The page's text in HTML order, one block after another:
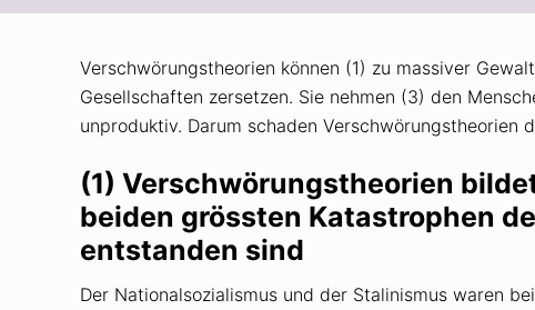
Verschwörungstheorien können (1) zu massiver
Gesellschaften zersetzen. Sie nehmen (3) den
unproduktiv. Darum schaden Verschwörungstheorien
(1) Verschwörungstheorien
beiden grössten Katastrophen
entstanden sind
Der Nationalsozialismus und der Stalinismus waren